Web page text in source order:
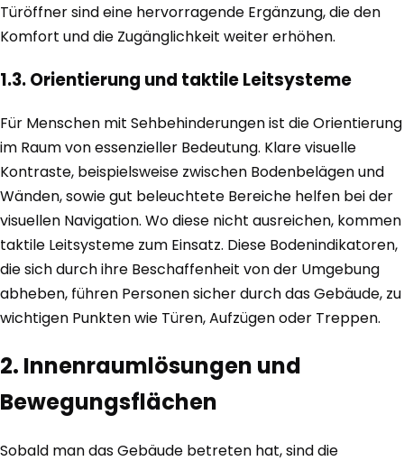
Türöffner sind eine hervorragende Ergänzung, die den
Komfort und die Zugänglichkeit weiter erhöhen.
1.3. Orientierung und taktile Leitsysteme
Für Menschen mit Sehbehinderungen ist die Orientierung
im Raum von essenzieller Bedeutung. Klare visuelle
Kontraste, beispielsweise zwischen Bodenbelägen und
Wänden, sowie gut beleuchtete Bereiche helfen bei der
visuellen Navigation. Wo diese nicht ausreichen, kommen
taktile Leitsysteme zum Einsatz. Diese Bodenindikatoren,
die sich durch ihre Beschaffenheit von der Umgebung
abheben, führen Personen sicher durch das Gebäude, zu
wichtigen Punkten wie Türen, Aufzügen oder Treppen.
2. Innenraumlösungen und
Bewegungsflächen
Sobald man das Gebäude betreten hat, sind die